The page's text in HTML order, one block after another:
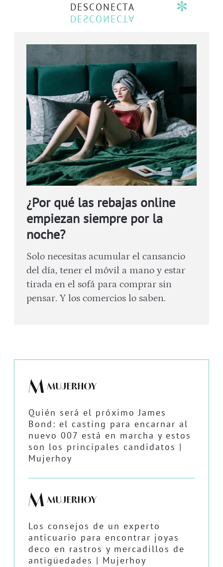
DESCONECTA
¿Por qué las rebajas online
empiezan siempre por la
noche?
Solo necesitas acumular el cansancio
del día, tener el móvil a mano y estar
tirada en el sofá para comprar sin
pensar. Y los comercios lo saben.
Quién será el próximo James
Bond: el casting para encarnar al
nuevo 007 está en marcha y estos
son los principales candidatos |
Mujerhoy
Los consejos de un experto
anticuario para encontrar joyas
deco en rastros y mercadillos de
antigüedades | Mujerhoy